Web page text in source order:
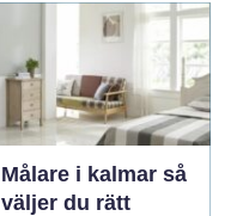
Målare i kalmar så
väljer du rätt